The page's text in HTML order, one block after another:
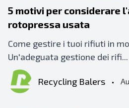
5 motivi per considerare
rotopressa usata
Come gestire i tuoi rifiuti in
Un'adeguata gestione dei rifi...
Recycling Balers •